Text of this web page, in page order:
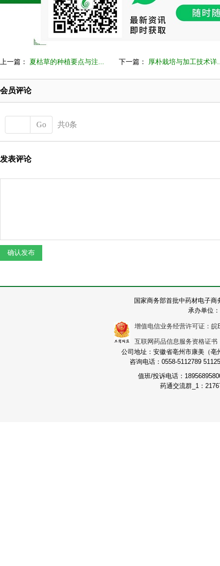
上一篇： 夏枯草的种植要点与注... 下一篇： 厚朴栽培与加工技术详
会员评论
Go 共0条
发表评论
国家商务部首批中药材电子
承办单位
增值电信业务经营许可证：皖
互联网药品信息服务资格证
公司地址：安徽省亳州市康美（
咨询电话：0558-5112789
值班/投诉电话：
药通交流群_1：